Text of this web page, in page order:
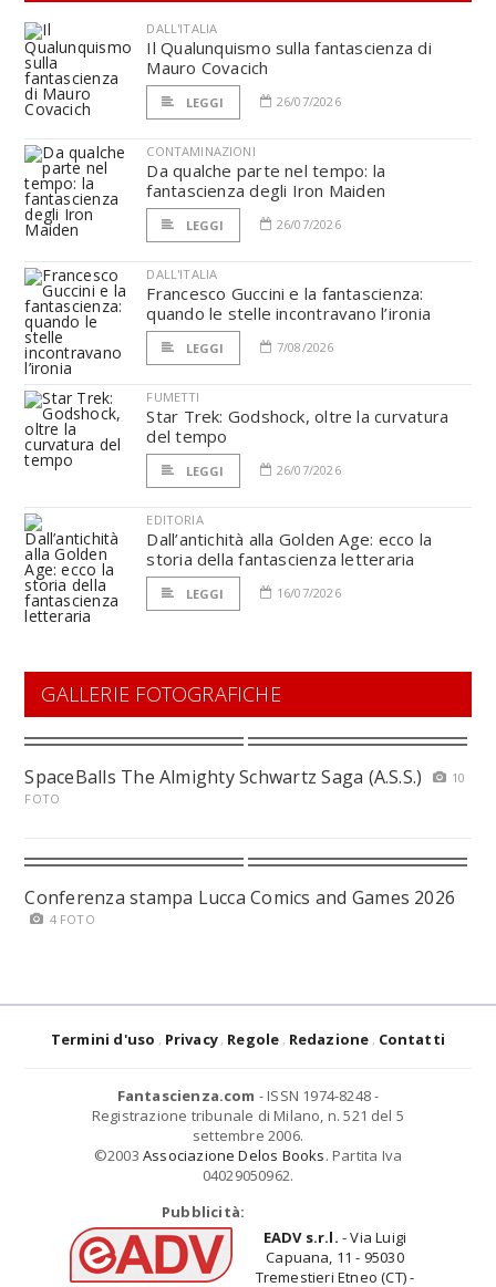
DALL'ITALIA
Il Qualunquismo sulla fantascienza di
Mauro Covacich
LEGGI 26/07/2026
CONTAMINAZIONI
Da qualche parte nel tempo: la
fantascienza degli Iron Maiden
LEGGI 26/07/2026
DALL'ITALIA
Francesco Guccini e la fantascienza:
quando le stelle incontravano l’ironia
LEGGI 7/08/2026
FUMETTI
Star Trek: Godshock, oltre la curvatura
del tempo
LEGGI 26/07/2026
EDITORIA
Dall’antichità alla Golden Age: ecco la
storia della fantascienza letteraria
LEGGI 16/07/2026
GALLERIE FOTOGRAFICHE
SpaceBalls The Almighty Schwartz Saga (A.S.S.)
10
FOTO
Conferenza stampa Lucca Comics and Games 2026
4 FOTO
Termini d'uso Privacy Regole Redazione Contatti
Fantascienza.com - ISSN 1974-8248 -
Registrazione tribunale di Milano, n. 521 del 5
settembre 2006.
©2003 Associazione Delos Books. Partita Iva
04029050962.
Pubblicità:
EADV s.r.l. - Via Luigi
Capuana, 11 - 95030
Tremestieri Etneo (CT) -